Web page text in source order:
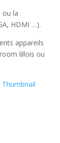
ou la
HDMI …).
appareils
lillois ou